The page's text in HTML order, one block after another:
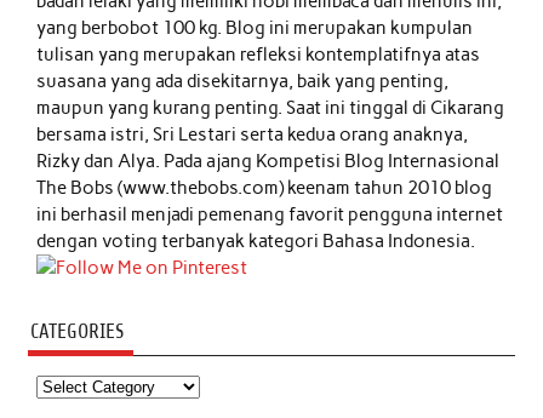
yang berbobot 100 kg. Blog ini merupakan kumpulan
tulisan yang merupakan refleksi kontemplatifnya atas
suasana yang ada disekitarnya, baik yang penting,
maupun yang kurang penting. Saat ini tinggal di Cikarang
bersama istri, Sri Lestari serta kedua orang anaknya,
Rizky dan Alya. Pada ajang Kompetisi Blog Internasional
The Bobs (www.thebobs.com) keenam tahun 2010 blog
ini berhasil menjadi pemenang favorit pengguna internet
dengan voting terbanyak kategori Bahasa Indonesia.
CATEGORIES
Categories